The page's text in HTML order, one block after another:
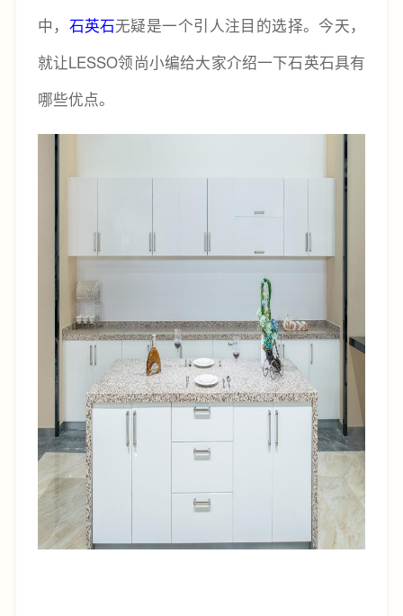
中， 石英石无疑是一个引人注目的选择。今天，
就让LESSO领尚小编给大家介绍一下石英石具有
哪些优点。